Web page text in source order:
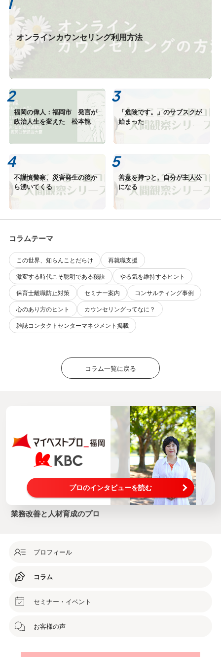
オンラインカウンセリング利用方法
福岡の偉人：福岡市 発言が
政治人生を変えた 松本龍
「危険です。」のサブスクが
始まった
不謹慎警察、災害発生の後か
ら湧いてくる
善意を持つと、自分が主人公
になる
コラムテーマ
この世界、知らんことだらけ
再就職支援
激変する時代こそ聡明である秘訣
やる気を維持するヒント
保育士離職防止対策
セミナー案内
コンサルティング事例
心のあり方のヒント
カウンセリングってなに？
雑誌コンタクトセンターマネジメント掲載
コラム一覧に戻る
プロのインタビューを読む
業務改善と人材育成のプロ
プロフィール
コラム
セミナー・イベント
お客様の声